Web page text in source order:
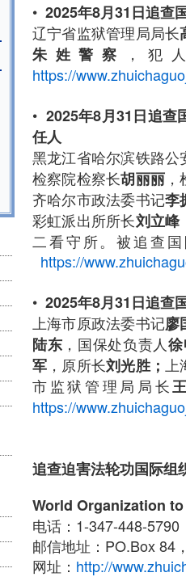
• 2025年8月31日追查
辽宁省监狱管理局局长
朱姓警察
，犯人
https://
• 2025年8月31日追查
任人
黑龙江省哈尔滨铁路公
检察院检察长胡丽丽，
齐哈尔市政法委书记李
彩虹派出所所长刘立峰
二看守
https://
• 2025年8月31日追查
上海市原政法委书记廖
陆东 ，国保处负责人
军 ，原所长刘光胜；
市监狱管理局局长
https://
追查迫害法轮功国际组
World Organization
电话：1-347-448-5790
邮信地址：PO.Box 84
网址： http://